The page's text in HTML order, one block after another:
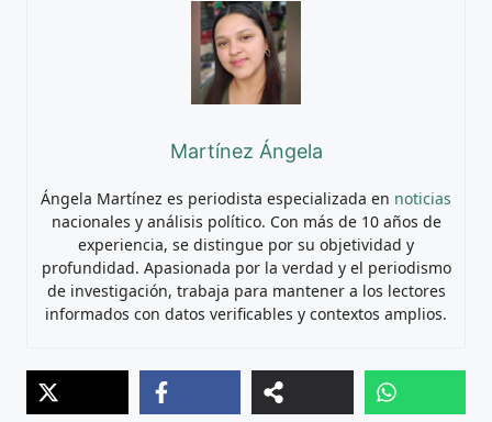
Martínez Ángela
Ángela Martínez es periodista especializada en noticias
nacionales y análisis político. Con más de 10 años de
experiencia, se distingue por su objetividad y
profundidad. Apasionada por la verdad y el periodismo
de investigación, trabaja para mantener a los lectores
informados con datos verificables y contextos amplios.